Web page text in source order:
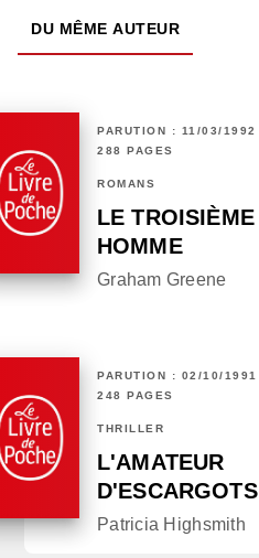
DU MÊME AUTEUR
PARUTION : 11/03/1992
288 PAGES
ROMANS
LE TROISIÈME
HOMME
Graham Greene
PARUTION : 02/10/1991
248 PAGES
THRILLER
L'AMATEUR
D'ESCARGOTS
Patricia Highsmith